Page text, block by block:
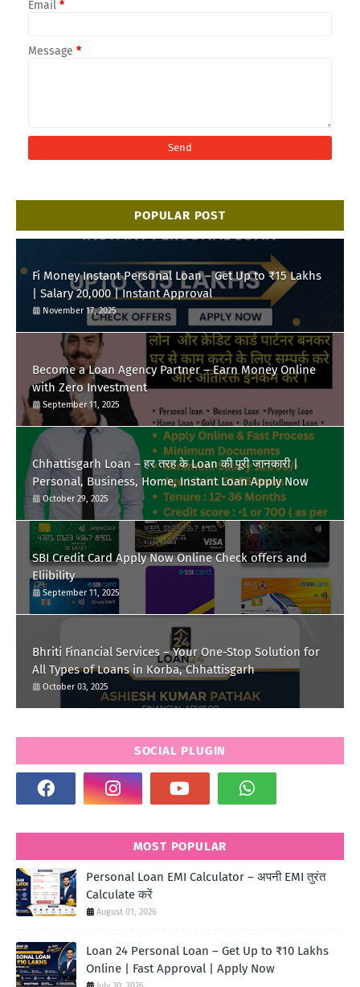
Email *
Message *
POPULAR POST
Fi Money Instant Personal Loan – Get Up to ₹15 Lakhs
| Salary 20,000 | Instant Approval
November 17, 2025
Become a Loan Agency Partner – Earn Money Online
with Zero Investment
September 11, 2025
Chhattisgarh Loan – हर तरह के Loan की पूरी जानकारी |
Personal, Business, Home, Instant Loan Apply Now
October 29, 2025
SBI Credit Card Apply Now Online Check offers and
Eliibility
September 11, 2025
Bhriti Financial Services – Your One-Stop Solution for
All Types of Loans in Korba, Chhattisgarh
October 03, 2025
SOCIAL PLUGIN
MOST POPULAR
Personal Loan EMI Calculator – अपनी EMI तुरंत
Calculate करें
August 01, 2026
Loan 24 Personal Loan – Get Up to ₹10 Lakhs
Online | Fast Approval | Apply Now